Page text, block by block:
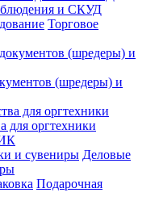
и СКУД
Торговое
(шредеры) и
для оргтехники
Деловые
Подарочная